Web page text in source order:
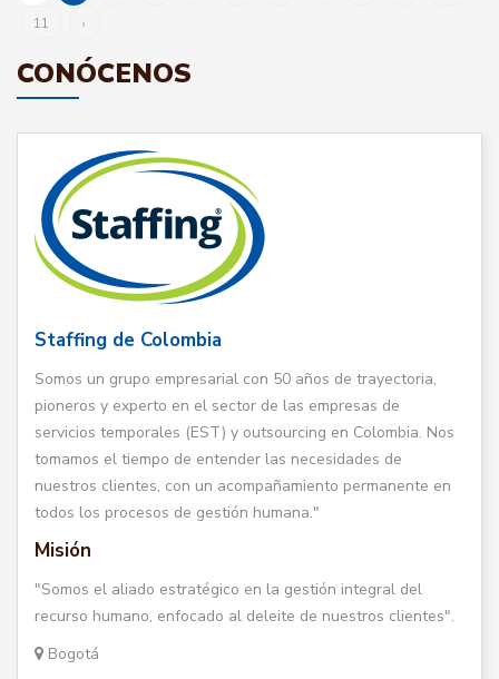
11
›
CONÓCENOS
Staffing de Colombia
Somos un grupo empresarial con 50 años de trayectoria,
pioneros y experto en el sector de las empresas de
servicios temporales (EST) y outsourcing en Colombia. Nos
tomamos el tiempo de entender las necesidades de
nuestros clientes, con un acompañamiento permanente en
todos los procesos de gestión humana."
Misión
"Somos el aliado estratégico en la gestión integral del
recurso humano, enfocado al deleite de nuestros clientes".
Bogotá